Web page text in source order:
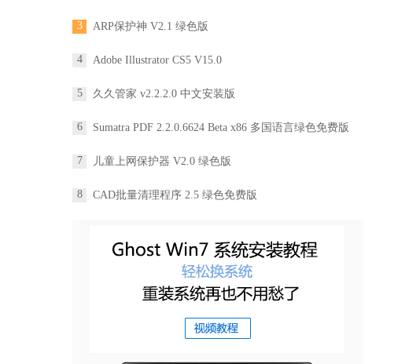
3 ARP保护神 V2.1 绿色版
4 Adobe Illustrator CS5 V15.0
5 久久管家 v2.2.2.0 中文安装版
6 Sumatra PDF 2.2.0.6624 Beta x86 多国语言绿色免费版
7 儿童上网保护器 V2.0 绿色版
8 CAD批量清理程序 2.5 绿色免费版